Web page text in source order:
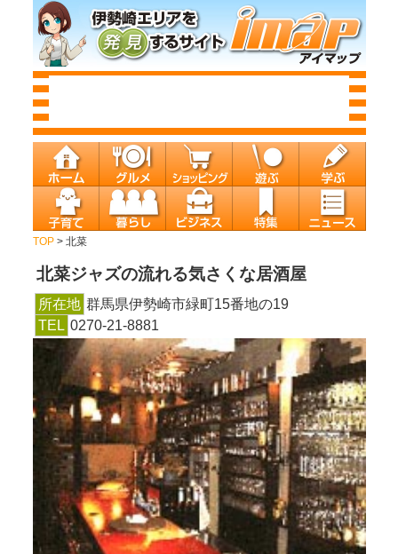
TOP> 北菜
北菜ジャズの流れる気さくな居酒屋
所在地 群馬県伊勢崎市緑町15番地の19
TEL 0270-21-8881